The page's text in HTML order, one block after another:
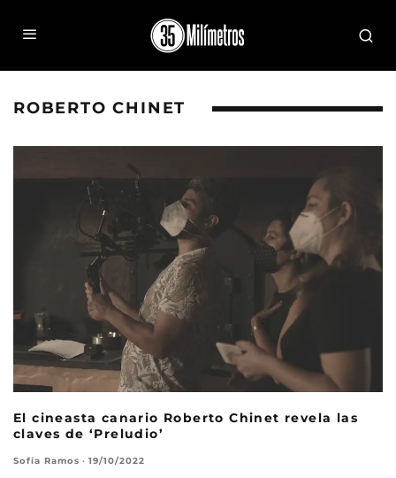
ROBERTO CHINET
El cineasta canario Roberto Chinet revela las
claves de ‘Preludio’
Sofía Ramos · 19/10/2022